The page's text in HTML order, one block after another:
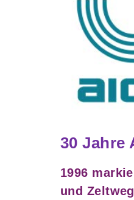
30 Jahre
1996
und